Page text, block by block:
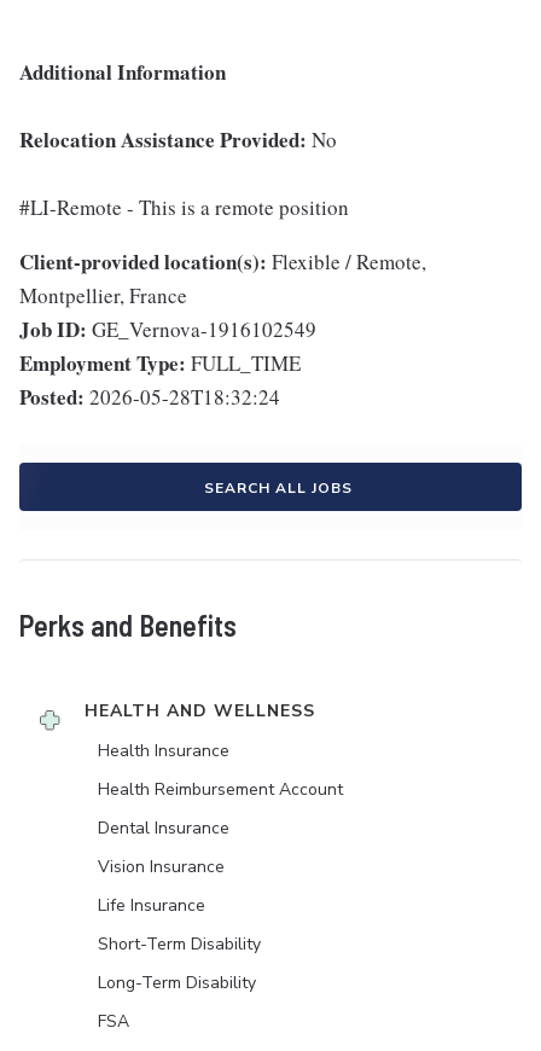
Additional Information
Relocation Assistance Provided: No
#LI-Remote - This is a remote position
Client-provided location(s): Flexible / Remote,
Montpellier, France
Job ID: GE_Vernova-1916102549
Employment Type: FULL_TIME
Posted: 2026-05-28T18:32:24
SEARCH ALL JOBS
Perks and Benefits
HEALTH AND WELLNESS
Health Insurance
Health Reimbursement Account
Dental Insurance
Vision Insurance
Life Insurance
Short-Term Disability
Long-Term Disability
FSA